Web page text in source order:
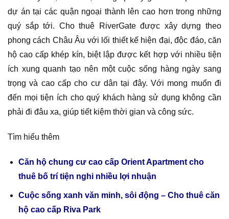
dự án tại các quận ngoại thành lên cao hơn trong những
quý sắp tới. Cho thuê RiverGate được xây dựng theo
phong cách Châu Âu với lối thiết kế hiện đại, độc đáo, căn
hộ cao cấp khép kín, biệt lập được kết hợp với nhiều tiện
ích xung quanh tạo nên một cuộc sống hàng ngày sang
trọng và cao cấp cho cư dân tại đây. Với mong muốn đi
đến mọi tiện ích cho quý khách hàng sử dụng không cần
phải đi đâu xa, giúp tiết kiệm thời gian và công sức.
Tìm hiểu thêm
Căn hộ chung cư cao cấp Orient Apartment cho
thuê bố trí tiện nghi nhiều lợi nhuận
Cuộc sống xanh văn minh, sôi động – Cho thuê căn
hộ cao cấp Riva Park